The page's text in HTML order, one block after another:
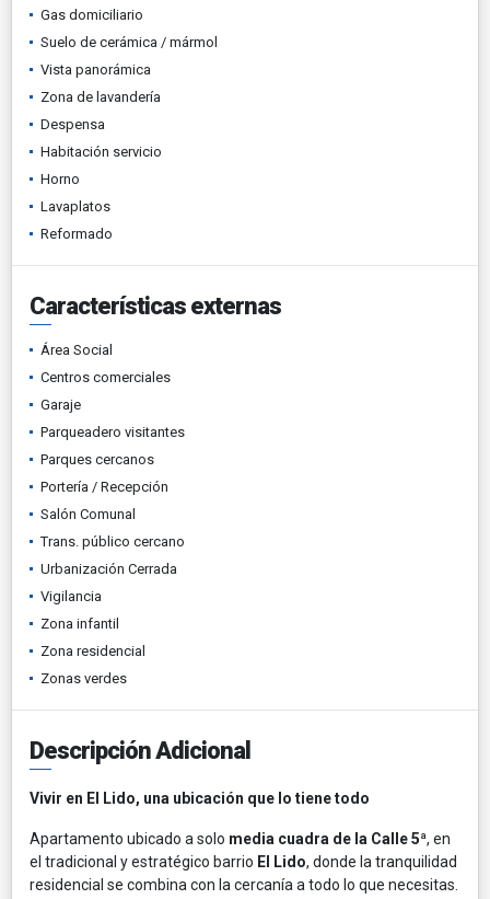
Gas domiciliario
Suelo de cerámica / mármol
Vista panorámica
Zona de lavandería
Despensa
Habitación servicio
Horno
Lavaplatos
Reformado
Características externas
Área Social
Centros comerciales
Garaje
Parqueadero visitantes
Parques cercanos
Portería / Recepción
Salón Comunal
Trans. público cercano
Urbanización Cerrada
Vigilancia
Zona infantil
Zona residencial
Zonas verdes
Descripción Adicional
Vivir en El Lido, una ubicación que lo tiene todo
Apartamento ubicado a solo media cuadra de la Calle 5ª, en
el tradicional y estratégico barrio El Lido, donde la tranquilidad
residencial se combina con la cercanía a todo lo que necesitas.